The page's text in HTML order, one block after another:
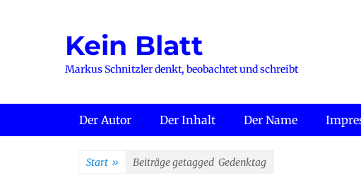
Kein Blatt
Markus Schnitzler denkt, beobachtet und schreibt
Primäres Menü
Der Autor Der Inhalt Der Name
Start » Beiträge getagged Gedenktag